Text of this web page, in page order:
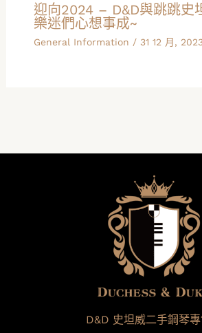
迎向2024 – D&D與跳跳史
樂迷們心想事成~
General Information / 31 12 月,
D&D 史坦威二手鋼琴